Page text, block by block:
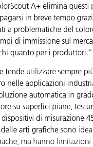
A+ elimina questi
in breve tempo
a problematiche del
di immissione sul
quanto per i produttori.”
tende utilizzare sempre
nelle applicazioni
automatica in
su superfici piane,
di misurazione
arti grafiche sono
ma hanno